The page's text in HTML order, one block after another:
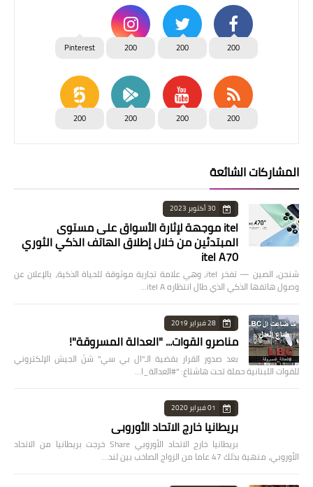
200
200
200
Pinterest
200
200
200
200
المشاركات الشائعة
30 أكتوبر 2023
itel موجهة لإثارة الأسواق على مستوى
المبتدئين من خلال إطلاق الهاتف الذكي الثوري
itel A70
شنجن، الصين — تفخر itel، وهي علامة تجارية موثوقة للحياة الذكية، بالإعلان عن
وصول هاتفها الذكي الذي طال انتظاره itel A…
28 فبراير 2019
مناصرو القوات... "العدالة المسروقة"!
بعد صدور القرار بقضية الـ"ال بي سي" شنّ الجيش الإلكتروني
للقوات اللبنانية حملة تحت هاشتاغ: "#العدالة_ا…
01 فبراير 2020
بريطانيا خارج الاتحاد الأوروبي
بريطانيا خارج الاتحاد الأوروبي Share خرجت بريطانيا من الاتحاد
الأوروبي، منهية بذلك 47 عاما من الزواج الصاخب بين لند…